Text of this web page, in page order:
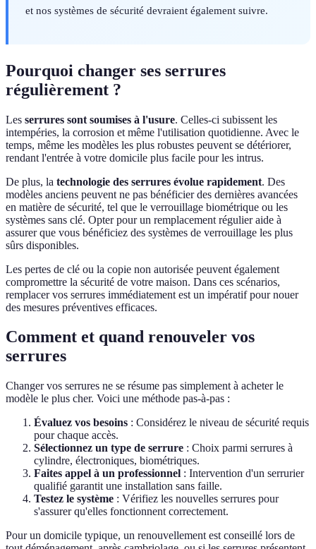
et nos systèmes de sécurité devraient également suivre.
Pourquoi changer ses serrures
régulièrement ?
Les serrures sont soumises à l'usure. Celles-ci subissent les
intempéries, la corrosion et même l'utilisation quotidienne. Avec le
temps, même les modèles les plus robustes peuvent se détériorer,
rendant l'entrée à votre domicile plus facile pour les intrus.
De plus, la technologie des serrures évolue rapidement. Des
modèles anciens peuvent ne pas bénéficier des dernières avancées
en matière de sécurité, tel que le verrouillage biométrique ou les
systèmes sans clé. Opter pour un remplacement régulier aide à
assurer que vous bénéficiez des systèmes de verrouillage les plus
sûrs disponibles.
Les pertes de clé ou la copie non autorisée peuvent également
compromettre la sécurité de votre maison. Dans ces scénarios,
remplacer vos serrures immédiatement est un impératif pour nouer
des mesures préventives efficaces.
Comment et quand renouveler vos
serrures
Changer vos serrures ne se résume pas simplement à acheter le
modèle le plus cher. Voici une méthode pas-à-pas :
Évaluez vos besoins : Considérez le niveau de sécurité requis
pour chaque accès.
Sélectionnez un type de serrure : Choix parmi serrures à
cylindre, électroniques, biométriques.
Faites appel à un professionnel : Intervention d'un serrurier
qualifié garantit une installation sans faille.
Testez le système : Vérifiez les nouvelles serrures pour
s'assurer qu'elles fonctionnent correctement.
Pour un domicile typique, un renouvellement est conseillé lors de